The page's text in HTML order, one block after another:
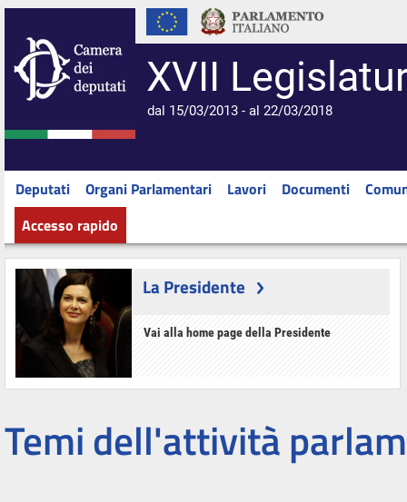
XVII
dal 15/03/2013 - al 22/03/2018
Deputati Organi Parlamentari Lavori Documenti
Accesso rapido
La Presidente
Vai alla home page della Presidente
Temi dell'attività